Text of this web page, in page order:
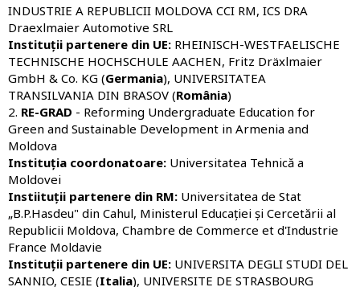
INDUSTRIE A REPUBLICII MOLDOVA CCI RM, ICS DRA
Draexlmaier Automotive SRL
Instituții partenere din UE: RHEINISCH-WESTFAELISCHE
TECHNISCHE HOCHSCHULE AACHEN, Fritz Dräxlmaier
GmbH & Co. KG (Germania), UNIVERSITATEA
TRANSILVANIA DIN BRASOV (România)
2. RE-GRAD - Reforming Undergraduate Education for
Green and Sustainable Development in Armenia and
Moldova
Instituția coordonatoare: Universitatea Tehnică a
Moldovei
Instiituții partenere din RM: Universitatea de Stat
„B.P.Hasdeu" din Cahul, Ministerul Educației și Cercetării al
Republicii Moldova, Chambre de Commerce et d'Industrie
France Moldavie
Instituții partenere din UE: UNIVERSITA DEGLI STUDI DEL
SANNIO, CESIE (Italia), UNIVERSITE DE STRASBOURG